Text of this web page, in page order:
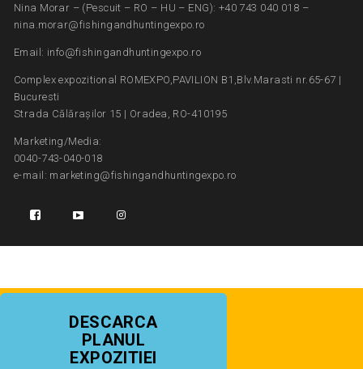
Nina Morar – (Pescuit – RO – HU – ENG): +40 743 040 018 –
nina.morar@fishingandhuntingexpo.ro
Email: info@fishingandhuntingexpo.ro
Complex expozitional ROMEXPO,PAVILION B1,Blv.Marasti nr.65-67 |
Bucuresti
Strada Călărașilor 15 | Oradea, RO-410195
Marketing/Media:
0040-743-040-018
e-mail: marketing@fishingandhuntingexpo.ro
DESCARCA
PLANUL
EXPOZITIEI